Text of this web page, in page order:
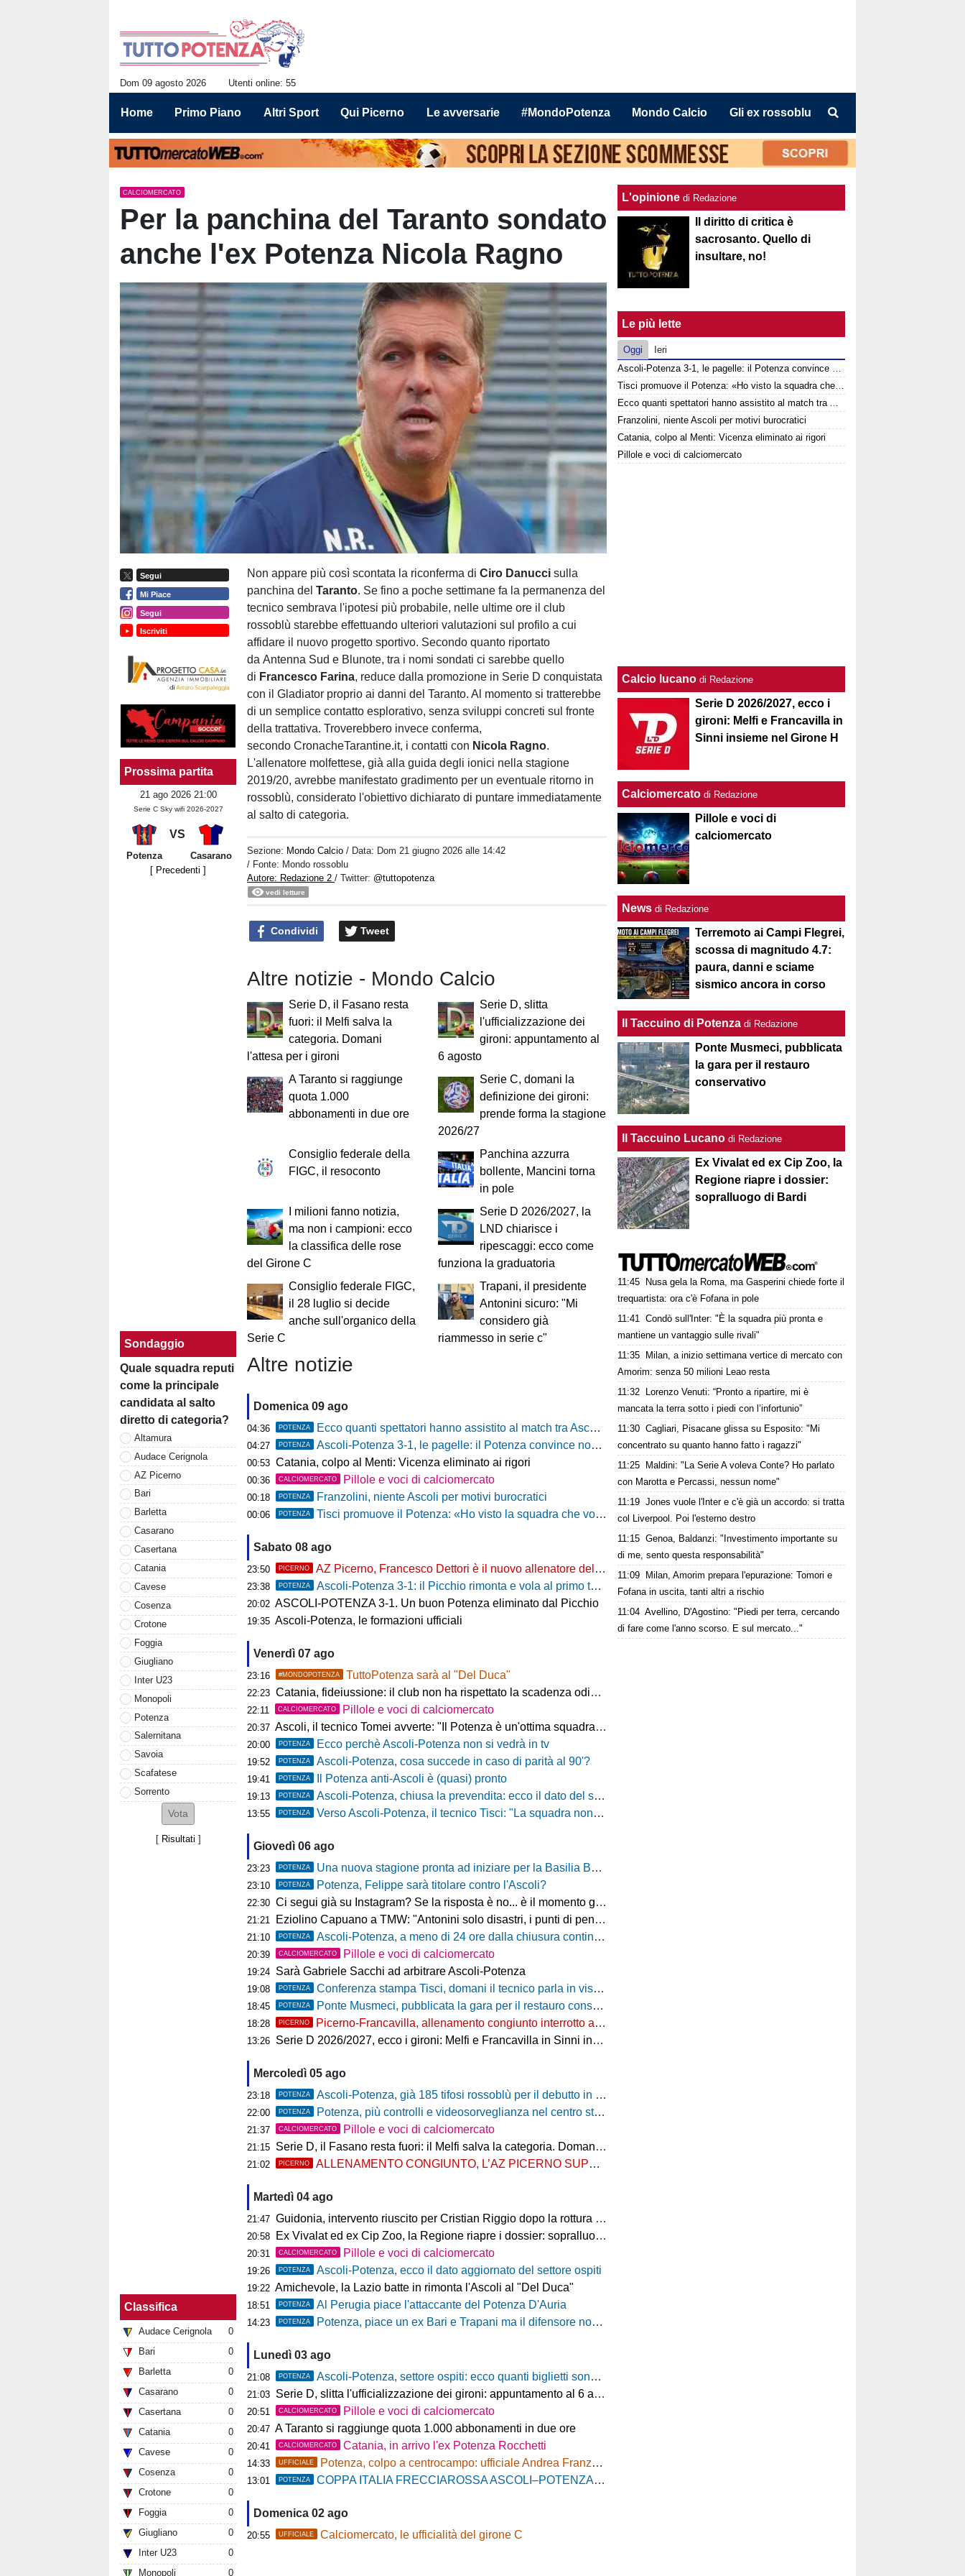
Dom 09 agosto 2026 Utenti online: 55
Home Primo Piano Altri Sport Qui Picerno Le avversarie #MondoPotenza Mondo Calcio Gli ex rossoblu
CALCIOMERCATO
Per la panchina del Taranto sondato
anche l'ex Potenza Nicola Ragno
Segui
Mi Piace
Segui
Iscriviti
Prossima partita
21 ago 2026 21:00
Serie C Sky wifi 2026-2027
VS
Potenza
Casarano
[ Precedenti ]
Sondaggio
Quale squadra reputi
come la principale
candidata al salto
diretto di categoria?
Altamura
Audace Cerignola
AZ Picerno
Bari
Barletta
Casarano
Casertana
Catania
Cavese
Cosenza
Crotone
Foggia
Giugliano
Inter U23
Monopoli
Potenza
Salernitana
Savoia
Scafatese
Sorrento
[ Risultati ]
Classifica
Audace Cerignola
0
Bari
0
Barletta
0
Casarano
0
Casertana
0
Catania
0
Cavese
0
Cosenza
0
Crotone
0
Foggia
0
Giugliano
0
Inter U23
0
Monopoli
0
Non appare più così scontata la riconferma diCiro Danuccisulla
panchina delTaranto. Se fino a poche settimane fa la permanenza del
tecnico sembrava l'ipotesi più probabile, nelle ultime ore il club
rossoblù starebbe effettuando ulteriori valutazioni sul profilo a cui
affidare il nuovo progetto sportivo. Secondo quanto riportato
da Antenna Sud e Blunote, tra i nomi sondati ci sarebbe quello
di Francesco Farina, reduce dalla promozione in Serie D conquistata
con il Gladiator proprio ai danni del Taranto. Al momento si tratterebbe
di un semplice contatto esplorativo, senza sviluppi concreti sul fronte
della trattativa. Troverebbero invece conferma,
secondo CronacheTarantine.it, i contatti con Nicola Ragno.
L'allenatore molfettese, già alla guida degli ionici nella stagione
2019/20, avrebbe manifestato gradimento per un eventuale ritorno in
rossoblù, considerato l'obiettivo dichiarato di puntare immediatamente
al salto di categoria.
Sezione: Mondo Calcio / Data: Dom 21 giugno 2026 alle 14:42
/ Fonte: Mondo rossoblu
Autore: Redazione 2/ Twitter: @tuttopotenza
vedi letture
Condividi Tweet
Altre notizie - Mondo Calcio
Serie D, il Fasano resta
fuori: il Melfi salva la
categoria. Domani
l'attesa per i gironi
Serie D, slitta
l'ufficializzazione dei
gironi: appuntamento al
6 agosto
A Taranto si raggiunge
quota 1.000
abbonamenti in due ore
Serie C, domani la
definizione dei gironi:
prende forma la stagione
2026/27
Consiglio federale della
FIGC, il resoconto
Panchina azzurra
bollente, Mancini torna
in pole
I milioni fanno notizia,
ma non i campioni: ecco
la classifica delle rose
del Girone C
Serie D 2026/2027, la
LND chiarisce i
ripescaggi: ecco come
funziona la graduatoria
Consiglio federale FIGC,
il 28 luglio si decide
anche sull'organico della
Serie C
Trapani, il presidente
Antonini sicuro: "Mi
considero già
riammesso in serie c"
Altre notizie
Domenica 09 ago
04:36 POTENZA Ecco quanti spettatori hanno assistito al match tra Ascoli e Potenza
04:27 POTENZA Ascoli-Potenza 3-1, le pagelle: il Potenza convince nonostante la sconfitta
00:53 Catania, colpo al Menti: Vicenza eliminato ai rigori
00:36 CALCIOMERCATO Pillole e voci di calciomercato
00:18 POTENZA Franzolini, niente Ascoli per motivi burocratici
00:06 POTENZA Tisci promuove il Potenza: «Ho visto la squadra che voglio». Ma avverte: «Dobbiamo migliorare nelle scelte»
Sabato 08 ago
23:50 PICERNO AZ Picerno, Francesco Dettori è il nuovo allenatore della Primavera
23:38 POTENZA Ascoli-Potenza 3-1: il Picchio rimonta e vola al primo turno, rossoblù fuori a testa alta
20:02 ASCOLI-POTENZA 3-1. Un buon Potenza eliminato dal Picchio
19:35 Ascoli-Potenza, le formazioni ufficiali
Venerdì 07 ago
23:16 #MONDOPOTENZA TuttoPotenza sarà al "Del Duca"
22:23 Catania, fideiussione: il club non ha rispettato la scadenza odierna
22:11 CALCIOMERCATO Pillole e voci di calciomercato
20:37 Ascoli, il tecnico Tomei avverte: "Il Potenza è un'ottima squadra, sarà un test probante"
20:00 POTENZA Ecco perchè Ascoli-Potenza non si vedrà in tv
19:52 POTENZA Ascoli-Potenza, cosa succede in caso di parità al 90'?
19:41 POTENZA Il Potenza anti-Ascoli è (quasi) pronto
19:13 POTENZA Ascoli-Potenza, chiusa la prevendita: ecco il dato del settore ospiti
13:55 POTENZA Verso Ascoli-Potenza, il tecnico Tisci: "La squadra non deve vivere questa sfida come una rivincita dei playoff, ai tifosi dico di godersi la trasferta"
Giovedì 06 ago
23:23 POTENZA Una nuova stagione pronta ad iniziare per la Basilia Basket Potenza
23:10 POTENZA Potenza, Felippe sarà titolare contro l'Ascoli?
22:30 Ci segui già su Instagram? Se la risposta è no... è il momento giusto per rimediare!
21:21 Eziolino Capuano a TMW: "Antonini solo disastri, i punti di penalizzazione che ha preso un record mondiale"
21:10 POTENZA Ascoli-Potenza, a meno di 24 ore dalla chiusura continua a salire il numero di biglietti venduti nel settore ospiti
20:39 CALCIOMERCATO Pillole e voci di calciomercato
19:24 Sarà Gabriele Sacchi ad arbitrare Ascoli-Potenza
19:08 POTENZA Conferenza stampa Tisci, domani il tecnico parla in vista di Ascoli-Potenza
18:45 POTENZA Ponte Musmeci, pubblicata la gara per il restauro conservativo
18:28 PICERNO Picerno-Francavilla, allenamento congiunto interrotto al termine del primo tempo
13:26 Serie D 2026/2027, ecco i gironi: Melfi e Francavilla in Sinni insieme nel Girone H
Mercoledì 05 ago
23:18 POTENZA Ascoli-Potenza, già 185 tifosi rossoblù per il debutto in Coppa Italia Frecciarossa
22:00 POTENZA Potenza, più controlli e videosorveglianza nel centro storico: il Comitato per la sicurezza rafforza le misure
21:37 CALCIOMERCATO Pillole e voci di calciomercato
21:15 Serie D, il Fasano resta fuori: il Melfi salva la categoria. Domani l'attesa per i gironi
21:02 PICERNO ALLENAMENTO CONGIUNTO, L’AZ PICERNO SUPERA L’AS MELFI
Martedì 04 ago
21:47 Guidonia, intervento riuscito per Cristian Riggio dopo la rottura del crociato
20:58 Ex Vivalat ed ex Cip Zoo, la Regione riapre i dossier: sopralluogo di Bardi
20:31 CALCIOMERCATO Pillole e voci di calciomercato
19:26 POTENZA Ascoli-Potenza, ecco il dato aggiornato del settore ospiti
19:22 Amichevole, la Lazio batte in rimonta l'Ascoli al "Del Duca"
18:51 POTENZA Al Perugia piace l'attaccante del Potenza D'Auria
14:23 POTENZA Potenza, piace un ex Bari e Trapani ma il difensore non vestirà rossoblù
Lunedì 03 ago
21:08 POTENZA Ascoli-Potenza, settore ospiti: ecco quanti biglietti sono stati venduti finora
21:03 Serie D, slitta l'ufficializzazione dei gironi: appuntamento al 6 agosto
20:51 CALCIOMERCATO Pillole e voci di calciomercato
20:47 A Taranto si raggiunge quota 1.000 abbonamenti in due ore
20:41 CALCIOMERCATO Catania, in arrivo l'ex Potenza Rocchetti
14:33 UFFICIALE Potenza, colpo a centrocampo: ufficiale Andrea Franzolini, firma fino al 2028
13:01 POTENZA COPPA ITALIA FRECCIAROSSA ASCOLI–POTENZA: BIGLIETTI SETTORE OSPITI IN VENDITA
Domenica 02 ago
20:55 UFFICIALE Calciomercato, le ufficialità del girone C
L'opinione di Redazione
Il diritto di critica è
sacrosanto. Quello di
insultare, no!
Le più lette
Oggi
Ieri
Ascoli-Potenza 3-1, le pagelle: il Potenza convince nonostante la sconfitta
Tisci promuove il Potenza: «Ho visto la squadra che voglio». Ma avverte: «Dobbiamo migliorare nelle scelte»
Ecco quanti spettatori hanno assistito al match tra Ascoli e Potenza
Franzolini, niente Ascoli per motivi burocratici
Catania, colpo al Menti: Vicenza eliminato ai rigori
Pillole e voci di calciomercato
Calcio lucanodi Redazione
Serie D 2026/2027, ecco i
gironi: Melfi e Francavilla in
Sinni insieme nel Girone H
Calciomercato di Redazione
Pillole e voci di
calciomercato
News di Redazione
Terremoto ai Campi Flegrei,
scossa di magnitudo 4.7:
paura, danni e sciame
sismico ancora in corso
Il Taccuino di Potenza di Redazione
Ponte Musmeci, pubblicata
la gara per il restauro
conservativo
Il Taccuino Lucano di Redazione
Ex Vivalat ed ex Cip Zoo, la
Regione riapre i dossier:
sopralluogo di Bardi
11:45
Nusa gela la Roma, ma Gasperini chiede forte il
trequartista: ora c'è Fofana in pole
11:41 Condò sull'Inter: "È la squadra più pronta e
mantiene un vantaggio sulle rivali"
11:35
Milan, a inizio settimana vertice di mercato con
Amorim: senza 50 milioni Leao resta
11:32
Lorenzo Venuti: “Pronto a ripartire, mi è
mancata la terra sotto i piedi con l’infortunio”
11:30 Cagliari, Pisacane glissa su Esposito: "Mi
concentrato su quanto hanno fatto i ragazzi"
11:25
Maldini: "La Serie A voleva Conte? Ho parlato
con Marotta e Percassi, nessun nome"
11:19 Jones vuole l'Inter e c'è già un accordo: si tratta
col Liverpool. Poi l'esterno destro
11:15 Genoa, Baldanzi: "Investimento importante su
di me, sento questa responsabilità"
11:09
Milan, Amorim prepara l'epurazione: Tomori e
Fofana in uscita, tanti altri a rischio
11:04 Avellino, D'Agostino: "Piedi per terra, cercando
di fare come l'anno scorso. E sul mercato..."